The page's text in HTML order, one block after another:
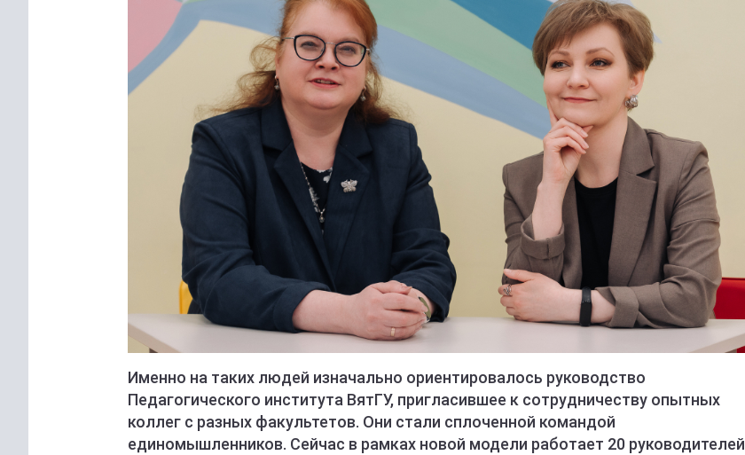
Именно на таких людей изначально ориентировалось руководство
Педагогического института ВятГУ, пригласившее к сотрудничеству опытных
коллег с разных факультетов. Они стали сплоченной командой
единомышленников. Сейчас в рамках новой модели работает 20 руководителей